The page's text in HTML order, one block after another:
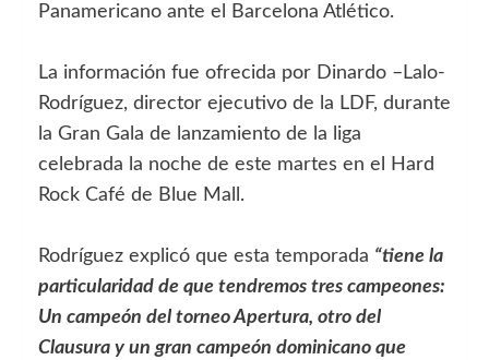
Panamericano ante el Barcelona Atlético.
La información fue ofrecida por Dinardo –Lalo-
Rodríguez, director ejecutivo de la LDF, durante
la Gran Gala de lanzamiento de la liga
celebrada la noche de este martes en el Hard
Rock Café de Blue Mall.
Rodríguez explicó que esta temporada “tiene la
particularidad de que tendremos tres campeones:
Un campeón del torneo Apertura, otro del
Clausura y un gran campeón dominicano que